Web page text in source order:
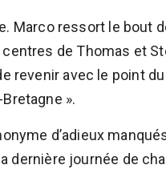
Marco ressort le bout
de Thomas et
revenir avec le point
».
d’adieux
dernière journée de